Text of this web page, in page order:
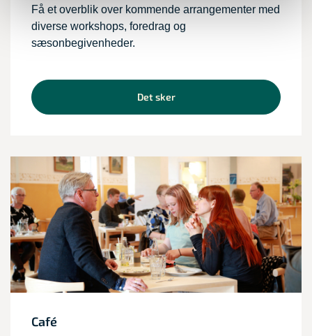
Få et overblik over kommende arrangementer med
diverse workshops, foredrag og
sæsonbegivenheder.
Det sker
Café